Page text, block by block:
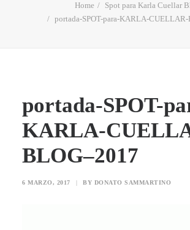
Home
Spot para Karla Cuellar
portada-SPOT-para-KARLA-
portada-SPOT-
KARLA-
BLOG–2017
6 MARZO, 2017 | BY DONATO SAMMARTINO